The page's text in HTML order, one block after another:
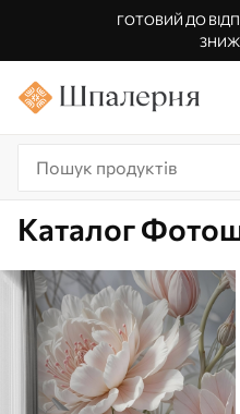
ГОТОВИЙ ДО
Каталог